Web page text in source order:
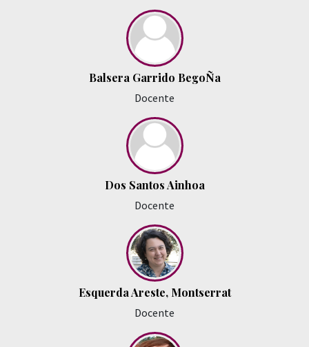
Balsera Garrido BegoÑa
Docente
Dos Santos Ainhoa
Docente
Esquerda Areste, Montserrat
Docente